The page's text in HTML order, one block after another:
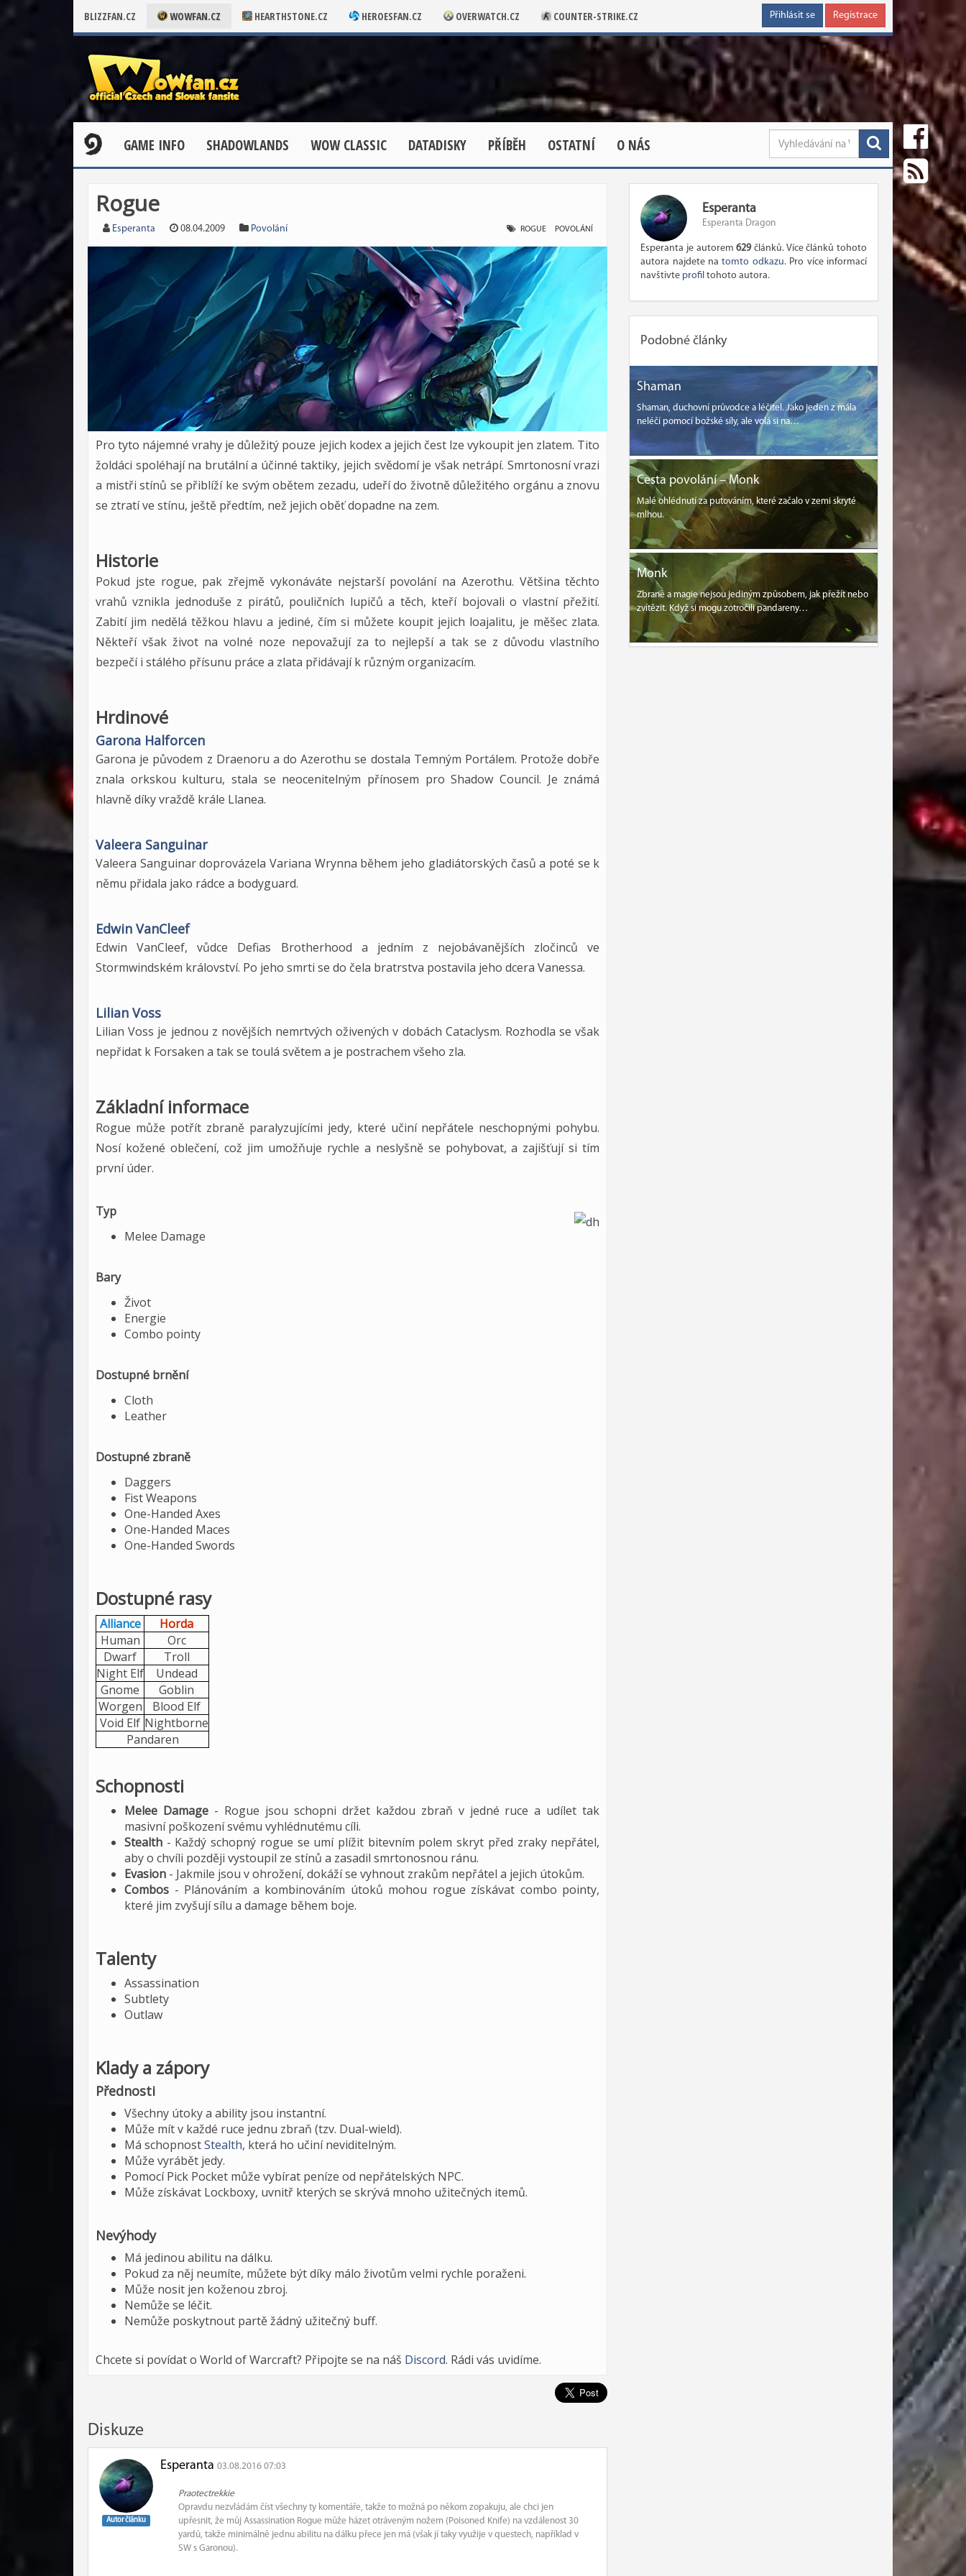
BLIZZFAN.CZ WOWFAN.CZ HEARTHSTONE.CZ HEROESFAN.CZ OVERWATCH.CZ COUNTER-STRIKE.CZ Přihlásit se Registrace
GAME INFO SHADOWLANDS WOW CLASSIC DATADISKY PŘÍBĚH OSTATNÍ O NÁS
Rogue
Esperanta 08.04.2009 Povolání ROGUE POVOLÁNÍ
Pro tyto nájemné vrahy je důležitý pouze jejich kodex a jejich čest lze vykoupit jen zlatem. Tito
žoldáci spoléhají na brutální a účinné taktiky, jejich svědomí je však netrápí. Smrtonosní vrazi
a mistři stínů se přiblíží ke svým obětem zezadu, udeří do životně důležitého orgánu a znovu
se ztratí ve stínu, ještě předtím, než jejich oběť dopadne na zem.
Historie
Pokud jste rogue, pak zřejmě vykonáváte nejstarší povolání na Azerothu. Většina těchto
vrahů vznikla jednoduše z pirátů, pouličních lupičů a těch, kteří bojovali o vlastní přežití.
Zabití jim nedělá těžkou hlavu a jediné, čím si můžete koupit jejich loajalitu, je měšec zlata.
Někteří však život na volné noze nepovažují za to nejlepší a tak se z důvodu vlastního
bezpečí i stálého přísunu práce a zlata přidávají k různým organizacím.
Hrdinové
Garona Halforcen
Garona je původem z Draenoru a do Azerothu se dostala Temným Portálem. Protože dobře
znala orkskou kulturu, stala se neocenitelným přínosem pro Shadow Council. Je známá
hlavně díky vraždě krále Llanea.
Valeera Sanguinar
Valeera Sanguinar doprovázela Variana Wrynna během jeho gladiátorských časů a poté se k
němu přidala jako rádce a bodyguard.
Edwin VanCleef
Edwin VanCleef, vůdce Defias Brotherhood a jedním z nejobávanějších zločinců ve
Stormwindském království. Po jeho smrti se do čela bratrstva postavila jeho dcera Vanessa.
Lilian Voss
Lilian Voss je jednou z novějších nemrtvých oživených v dobách Cataclysm. Rozhodla se však
nepřidat k Forsaken a tak se toulá světem a je postrachem všeho zla.
Základní informace
Rogue může potřít zbraně paralyzujícími jedy, které učiní nepřátele neschopnými pohybu.
Nosí kožené oblečení, což jim umožňuje rychle a neslyšně se pohybovat, a zajišťují si tím
první úder.
Typ
Melee Damage
Bary
Život
Energie
Combo pointy
Dostupné brnění
Cloth
Leather
Dostupné zbraně
Daggers
Fist Weapons
One-Handed Axes
One-Handed Maces
One-Handed Swords
Dostupné rasy
Alliance
Horda
Human
Orc
Dwarf
Troll
Night Elf
Undead
Gnome
Goblin
Worgen
Blood Elf
Void Elf Nightborne
Pandaren
Schopnosti
Melee Damage- Rogue jsou schopni držet každou zbraň v jedné ruce a udílet tak
masivní poškození svému vyhlédnutému cíli.
Stealth - Každý schopný rogue se umí plížit bitevním polem skryt před zraky nepřátel,
aby o chvíli později vystoupil ze stínů a zasadil smrtonosnou ránu.
Evasion - Jakmile jsou v ohrožení, dokáží se vyhnout zrakům nepřátel a jejich útokům.
Combos - Plánováním a kombinováním útoků mohou rogue získávat combo pointy,
které jim zvyšují sílu a damage během boje.
Talenty
Assassination
Subtlety
Outlaw
Klady a zápory
Přednosti
Všechny útoky a ability jsou instantní.
Může mít v každé ruce jednu zbraň (tzv. Dual-wield).
Má schopnostStealth, která ho učiní neviditelným.
Může vyrábět jedy.
Pomocí Pick Pocket může vybírat peníze od nepřátelských NPC.
Může získávat Lockboxy, uvnitř kterých se skrývá mnoho užitečných itemů.
Nevýhody
Má jedinou abilitu na dálku.
Pokud za něj neumíte, můžete být díky málo životům velmi rychle poraženi.
Může nosit jen koženou zbroj.
Nemůže se léčit.
Nemůže poskytnout partě žádný užitečný buff.
Chcete si povídat o World of Warcraft? Připojte se na náš Discord. Rádi vás uvidíme.
Esperanta
Esperanta Dragon
Esperanta je autorem629článků. Více článků tohoto
autora najdete natomto odkazu. Pro více informací
navštivte profil tohoto autora.
Podobné články
Shaman
Shaman, duchovní průvodce a léčitel. Jako jeden z mála
neléčí pomocí božské síly, ale volá si na…
Cesta povolání – Monk
Malé ohlédnutí za putováním, které začalo v zemi skryté
mlhou.
Monk
Zbraně a magie nejsou jediným způsobem, jak přežít nebo
zvítězit. Když si mogu zotročili pandareny…
Diskuze
Autor článku
Esperanta 03.08.2016 07:03
Praotectrekkie
Opravdu nezvládám číst všechny ty komentáře, takže to možná po někom zopakuju, ale chci jen
upřesnit, že můj Assassination Rogue může házet otráveným nožem (Poisoned Knife) na vzdálenost 30
yardů, takže minimálně jednu abilitu na dálku přece jen má (však jí taky využije v questech, například v
SW s Garonou).